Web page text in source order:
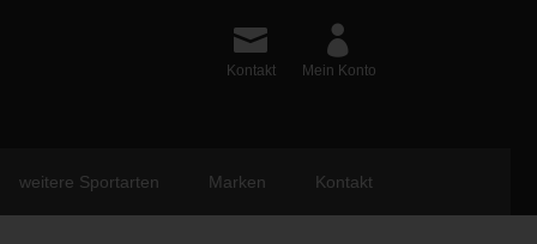
Kontakt Mein Konto
weitere Sportarten Marken Kontakt